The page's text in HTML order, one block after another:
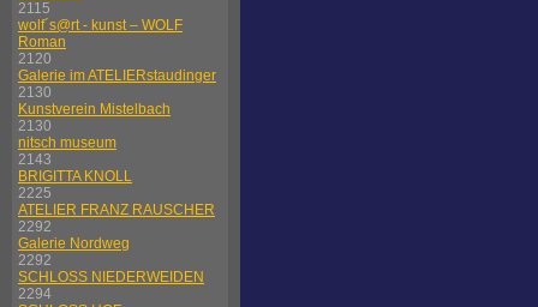
2115
wolf´s@rt - kunst – WOLF
Roman
2120
Galerie im ATELIERstaudinger
2130
Kunstverein Mistelbach
2130
nitsch museum
2143
BRIGITTA KNOLL
2225
ATELIER FRANZ RAUSCHER
2292
Galerie Nordweg
2292
SCHLOSS NIEDERWEIDEN
2294